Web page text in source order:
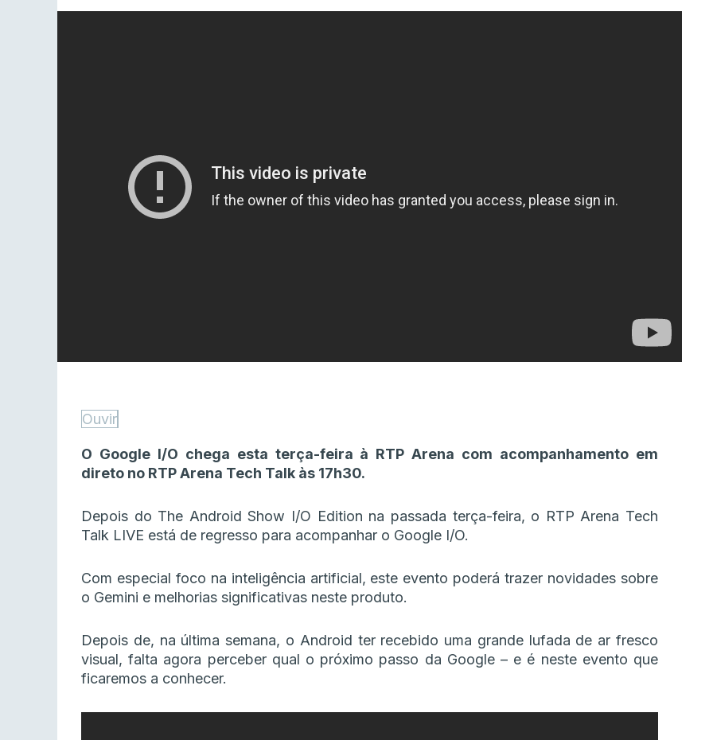
Ouvir
O Google I/O chega esta terça-feira à RTP Arena com acompanhamento em
direto no RTP Arena Tech Talk às 17h30.
Depois do The Android Show I/O Edition na passada terça-feira, o RTP Arena Tech
Talk LIVE está de regresso para acompanhar o Google I/O.
Com especial foco na inteligência artificial, este evento poderá trazer novidades sobre
o Gemini e melhorias significativas neste produto.
Depois de, na última semana, o Android ter recebido uma grande lufada de ar fresco
visual, falta agora perceber qual o próximo passo da Google – e é neste evento que
ficaremos a conhecer.